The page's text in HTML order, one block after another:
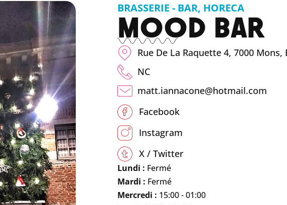
BRASSERIE - BAR, HORECA
MOOD BAR
Rue De La Raquette 4, 7000 Mons,
NC
matt.iannacone@hotmail.com
Facebook
Instagram
X / Twitter
Lundi : Fermé
Mardi : Fermé
Mercredi : 15:00 - 01:00